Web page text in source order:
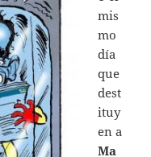
mis
mo
día
que
dest
ituy
en a
Ma